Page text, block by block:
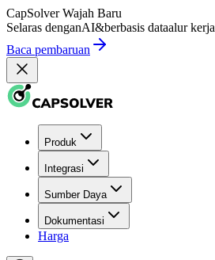
CapSolver Wajah Baru
Selaras denganAI&berbasis dataalur kerja
Baca pembaruan
Produk
Integrasi
Sumber Daya
Dokumentasi
Harga